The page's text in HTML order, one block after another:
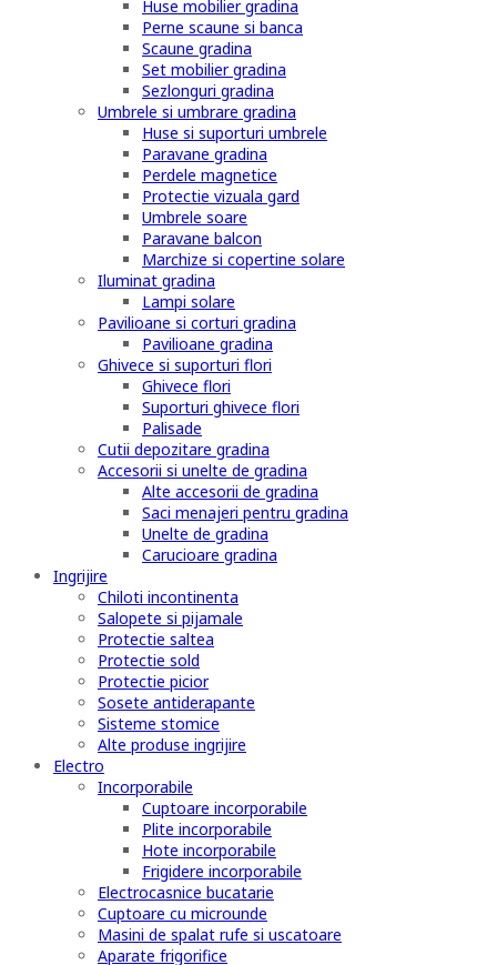
Huse mobilier gradina
Perne scaune si banca
Scaune gradina
Set mobilier gradina
Sezlonguri gradina
Umbrele si umbrare gradina
Huse si suporturi umbrele
Paravane gradina
Perdele magnetice
Protectie vizuala gard
Umbrele soare
Paravane balcon
Marchize si copertine solare
Iluminat gradina
Lampi solare
Pavilioane si corturi gradina
Pavilioane gradina
Ghivece si suporturi flori
Ghivece flori
Suporturi ghivece flori
Palisade
Cutii depozitare gradina
Accesorii si unelte de gradina
Alte accesorii de gradina
Saci menajeri pentru gradina
Unelte de gradina
Carucioare gradina
Ingrijire
Chiloti incontinenta
Salopete si pijamale
Protectie saltea
Protectie sold
Protectie picior
Sosete antiderapante
Sisteme stomice
Alte produse ingrijire
Electro
Incorporabile
Cuptoare incorporabile
Plite incorporabile
Hote incorporabile
Frigidere incorporabile
Electrocasnice bucatarie
Cuptoare cu microunde
Masini de spalat rufe si uscatoare
Aparate frigorifice